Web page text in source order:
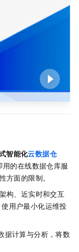
智能化云数据仓
的在线数据仓库服
方面的限制。
构、近实时和交互
用户最小化运维投
据计算与分析，将数